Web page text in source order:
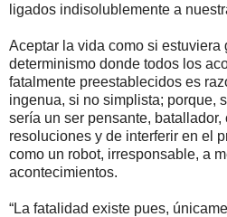
ligados indisolublemente a
Aceptar la vida como si estuviera
determinismo donde todos los
fatalmente preestablecidos es
ingenua, si no simplista; porque,
sería un ser pensante, batallador,
resoluciones y de interferir en el
como un robot, irresponsable, a
acontecimientos.
“La fatalidad existe pues,